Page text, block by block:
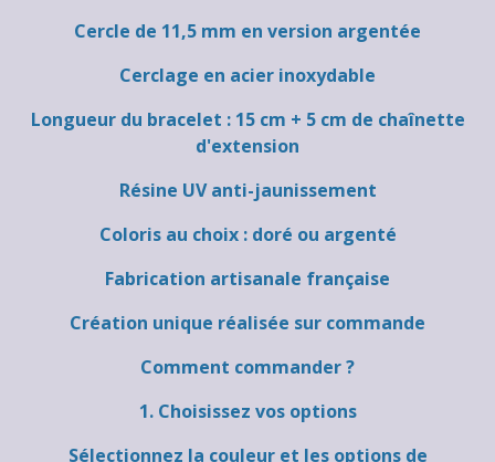
Cercle de 11,5 mm en version argentée
Cerclage en acier inoxydable
Longueur du bracelet : 15 cm + 5 cm de chaînette
d'extension
Résine UV anti-jaunissement
Coloris au choix : doré ou argenté
Fabrication artisanale française
Création unique réalisée sur commande
Comment commander ?
1. Choisissez vos options
Sélectionnez la couleur et les options de